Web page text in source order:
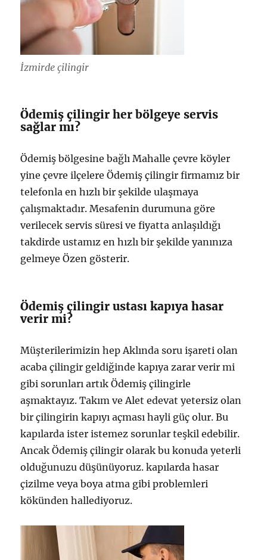
İzmirde çilingir
Ödemiş çilingir her bölgeye servis
sağlar mı?
Ödemiş bölgesine bağlı Mahalle çevre köyler
yine çevre ilçelere Ödemiş çilingir firmamız bir
telefonla en hızlı bir şekilde ulaşmaya
çalışmaktadır. Mesafenin durumuna göre
verilecek servis süresi ve fiyatta anlaşıldığı
takdirde ustamız en hızlı bir şekilde yanınıza
gelmeye Özen gösterir.
Ödemiş çilingir ustası kapıya hasar
verir mi?
Müşterilerimizin hep Aklında soru işareti olan
acaba çilingir geldiğinde kapıya zarar verir mi
gibi sorunları artık Ödemiş çilingirle
aşmaktayız. Takım ve Alet edevat yetersiz olan
bir çilingirin kapıyı açması hayli güç olur. Bu
kapılarda ister istemez sorunlar teşkil edebilir.
Ancak Ödemiş çilingir olarak bu konuda yeterli
olduğunuzu düşünüyoruz. kapılarda hasar
çizilme veya boya atma gibi problemleri
kökünden hallediyoruz.